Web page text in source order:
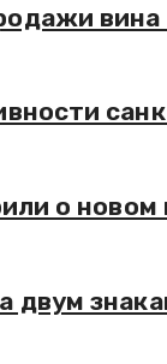
вина
о новом
двум